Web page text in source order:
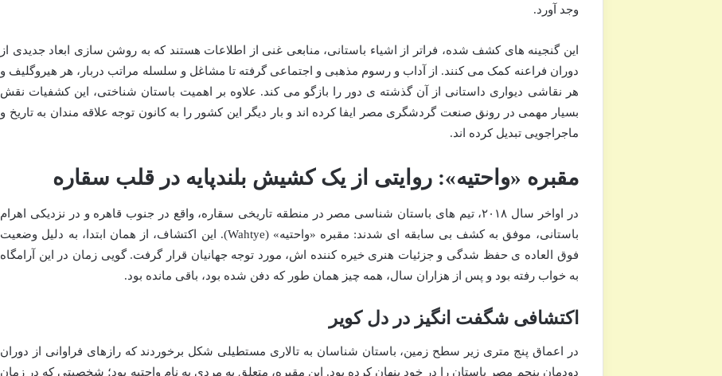
وجد آورد.
این گنجینه های کشف شده، فراتر از اشیاء باستانی، منابعی غنی از اطلاعات هستند که به روشن سازی ابعاد جدیدی از
دوران فراعنه کمک می کنند. از آداب و رسوم مذهبی و اجتماعی گرفته تا مشاغل و سلسله مراتب دربار، هر هیروگلیف و
هر نقاشی دیواری داستانی از آن گذشته ی دور را بازگو می کند. علاوه بر اهمیت باستان شناختی، این کشفیات نقش
بسیار مهمی در رونق صنعت گردشگری مصر ایفا کرده اند و بار دیگر این کشور را به کانون توجه علاقه مندان به تاریخ و
ماجراجویی تبدیل کرده اند.
مقبره «واحتیه»: روایتی از یک کشیش بلندپایه در قلب سقاره
در اواخر سال ۲۰۱۸، تیم های باستان شناسی مصر در منطقه تاریخی سقاره، واقع در جنوب قاهره و در نزدیکی اهرام
باستانی، موفق به کشف بی سابقه ای شدند: مقبره «واحتیه» (Wahtye). این اکتشاف، از همان ابتدا، به دلیل وضعیت
فوق العاده ی حفظ شدگی و جزئیات هنری خیره کننده اش، مورد توجه جهانیان قرار گرفت. گویی زمان در این آرامگاه
به خواب رفته بود و پس از هزاران سال، همه چیز همان طور که دفن شده بود، باقی مانده بود.
اکتشافی شگفت انگیز در دل کویر
در اعماق پنج متری زیر سطح زمین، باستان شناسان به تالاری مستطیلی شکل برخوردند که رازهای فراوانی از دوران
دودمان پنجم مصر باستان را در خود پنهان کرده بود. این مقبره، متعلق به مردی به نام واحتیه بود؛ شخصیتی که در زمان